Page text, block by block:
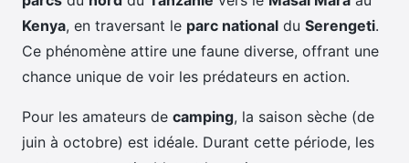
Kenya, en traversant le parc national du Serengeti.
Ce phénomène attire une faune diverse, offrant une
chance unique de voir les prédateurs en action.
Pour les amateurs de camping, la saison sèche (de
juin à octobre) est idéale. Durant cette période, les